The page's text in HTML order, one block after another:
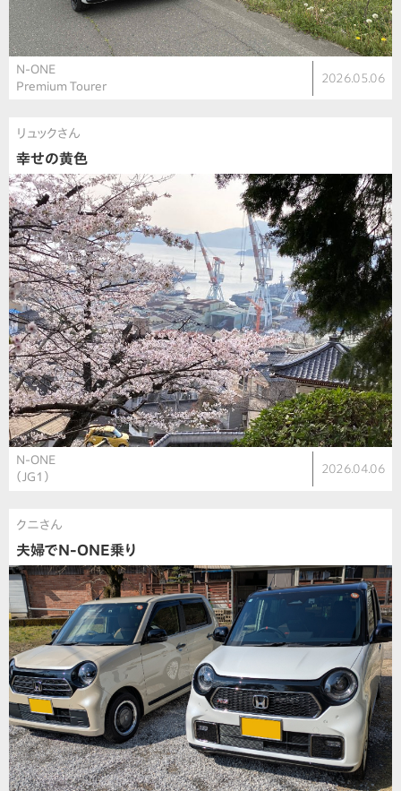
N-ONE
Premium Tourer
2026.05.06
リュックさん
幸せの黄色
N-ONE
（JG1）
2026.04.06
クニさん
夫婦でN-ONE乗り